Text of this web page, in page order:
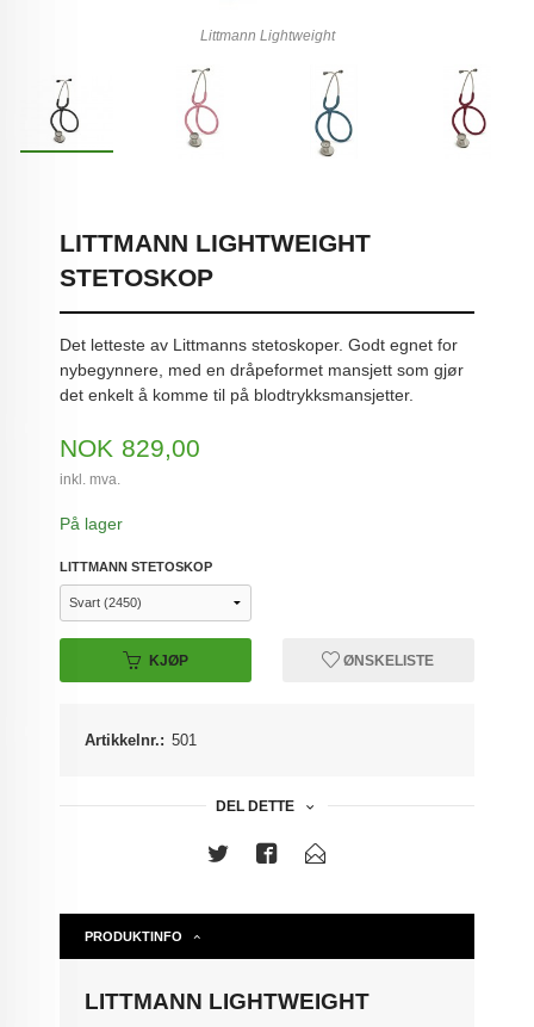
Littmann Lightweight
LITTMANN LIGHTWEIGHT
STETOSKOP
Det letteste av Littmanns stetoskoper. Godt egnet for
nybegynnere, med en dråpeformet mansjett som gjør
det enkelt å komme til på blodtrykksmansjetter.
Pris
NOK 829,00
inkl. mva.
På lager
LITTMANN STETOSKOP
KJØP ØNSKELISTE
Artikkelnr.: 501
DEL DETTE
PRODUKTINFO
LITTMANN LIGHTWEIGHT